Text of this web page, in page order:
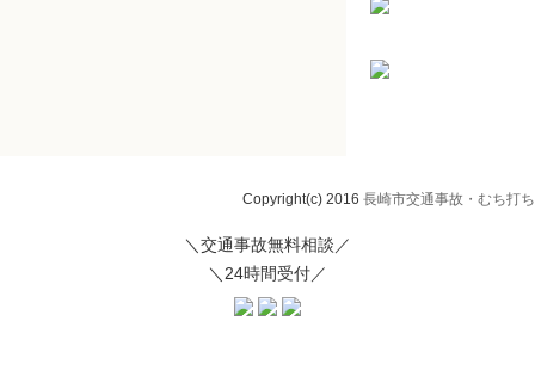
Copyright(c) 2016 長崎市交通事故・むち打
＼交通事故無料相談／
＼24時間受付／